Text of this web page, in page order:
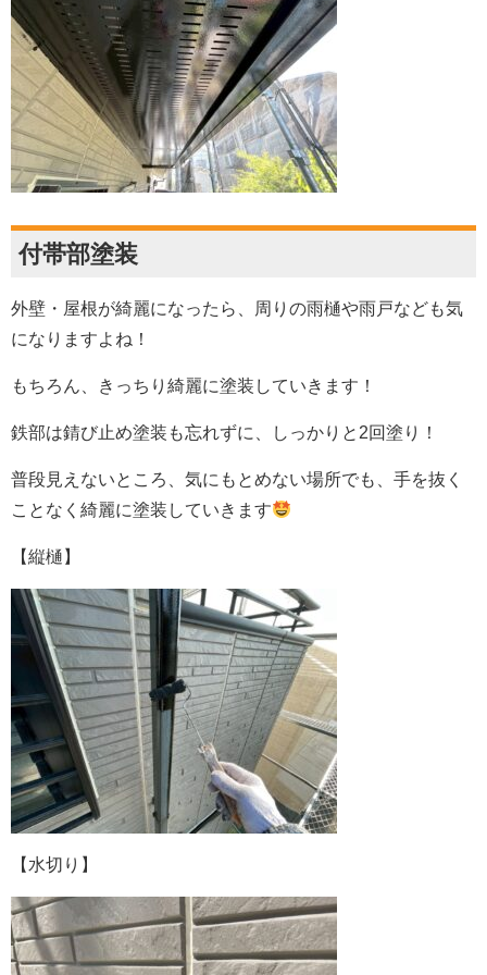
付帯部塗装
外壁・屋根が綺麗になったら、周りの雨樋や雨戸なども気
になりますよね！
もちろん、きっちり綺麗に塗装していきます！
鉄部は錆び止め塗装も忘れずに、しっかりと2回塗り！
普段見えないところ、気にもとめない場所でも、手を抜く
ことなく綺麗に塗装していきます
【縦樋】
【水切り】